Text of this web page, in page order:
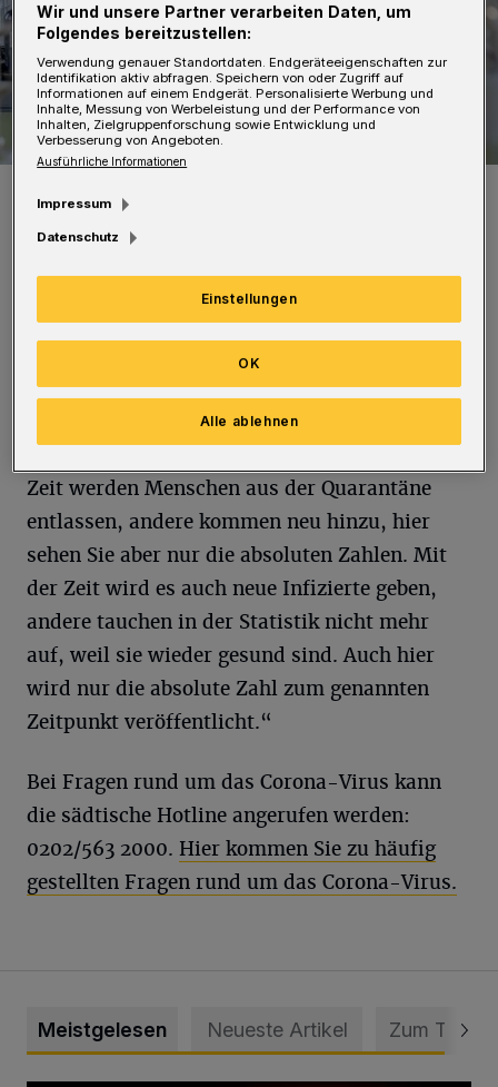
Foto: Pixabay/Jarmoluk
Zu den täglich aktualisierten Zahlen
veröffentlicht die Stadt eine Anmerkung: „Die
Zahlen können nur einen groben Überblick zur
Zeit werden Menschen aus der Quarantäne
entlassen, andere kommen neu hinzu, hier
sehen Sie aber nur die absoluten Zahlen. Mit
der Zeit wird es auch neue Infizierte geben,
andere tauchen in der Statistik nicht mehr
auf, weil sie wieder gesund sind. Auch hier
wird nur die absolute Zahl zum genannten
Zeitpunkt veröffentlicht.“
Bei Fragen rund um das Corona-Virus kann
die sädtische Hotline angerufen werden:
0202/563 2000. Hier kommen Sie zu häufig
gestellten Fragen rund um das Corona-Virus.
Meistgelesen Neueste Artikel Zum Thema
Wir und unsere Partner verarbeiten Daten, um
Folgendes bereitzustellen:
Verwendung genauer Standortdaten. Endgeräteeigenschaften zur
Identifikation aktiv abfragen. Speichern von oder Zugriff auf
Informationen auf einem Endgerät. Personalisierte Werbung und
Inhalte, Messung von Werbeleistung und der Performance von
Inhalten, Zielgruppenforschung sowie Entwicklung und
Verbesserung von Angeboten.
Ausführliche Informationen
Impressum
Datenschutz
Einstellungen
Alle ablehnen
OK